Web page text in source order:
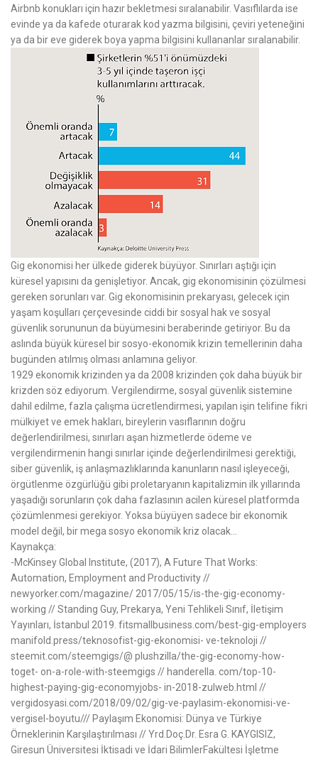
Airbnb konukları için hazır bekletmesi sıralanabilir. Vasıflılarda ise
evinde ya da kafede oturarak kod yazma bilgisini, çeviri yeteneğini
ya da bir eve giderek boya yapma bilgisini kullananlar sıralanabilir.
Gig ekonomisi her ülkede giderek büyüyor. Sınırları aştığı için
küresel yapısını da genişletiyor. Ancak, gig ekonomisinin çözülmesi
gereken sorunları var. Gig ekonomisinin prekaryası, gelecek için
yaşam koşulları çerçevesinde ciddi bir sosyal hak ve sosyal
güvenlik sorununun da büyümesini beraberinde getiriyor. Bu da
aslında büyük küresel bir sosyo-ekonomik krizin temellerinin daha
bugünden atılmış olması anlamına geliyor.
1929 ekonomik krizinden ya da 2008 krizinden çok daha büyük bir
krizden söz ediyorum. Vergilendirme, sosyal güvenlik sistemine
dahil edilme, fazla çalışma ücretlendirmesi, yapılan işin telifine fikri
mülkiyet ve emek hakları, bireylerin vasıflarının doğru
değerlendirilmesi, sınırları aşan hizmetlerde ödeme ve
vergilendirmenin hangi sınırlar içinde değerlendirilmesi gerektiği,
siber güvenlik, iş anlaşmazlıklarında kanunların nasıl işleyeceği,
örgütlenme özgürlüğü gibi proletaryanın kapitalizmin ilk yıllarında
yaşadığı sorunların çok daha fazlasının acilen küresel platformda
çözümlenmesi gerekiyor. Yoksa büyüyen sadece bir ekonomik
model değil, bir mega sosyo ekonomik kriz olacak…
Kaynakça:
-McKinsey Global Institute, (2017), A Future That Works:
Automation, Employment and Productivity //
newyorker.com/magazine/ 2017/05/15/is-the-gig-economy-
working //Standing Guy, Prekarya, Yeni Tehlikeli Sınıf, İletişim
Yayınları, İstanbul 2019. fitsmallbusiness.com/best-gig-employers
manifold.press/teknosofist-gig-ekonomisi- ve-teknoloji //
steemit.com/steemgigs/@ plushzilla/the-gig-economy-how-
toget- on-a-role-with-steemgigs // handerella. com/top-10-
highest-paying-gig-economyjobs- in-2018-zulweb.html //
vergidosyasi.com/2018/09/02/gig-ve-paylasim-ekonomisi-ve-
vergisel-boyutu/// Paylaşım Ekonomisi: Dünya ve Türkiye
Örneklerinin Karşılaştırılması // Yrd.Doç.Dr. Esra G. KAYGISIZ,
Giresun Üniversitesi İktisadi ve İdari BilimlerFakültesi İşletme